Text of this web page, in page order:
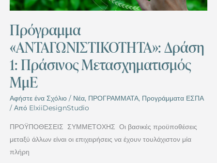
Πρόγραμμα
«ΑΝΤΑΓΩΝΙΣΤΙΚΟΤΗΤΑ»: Δράση
1: Πράσινος Μετασχηματισμός
ΜμΕ
Αφήστε ένα Σχόλιο / Νέα, ΠΡΟΓΡΑΜΜΑΤΑ, Προγράμματα ΕΣΠΑ
/ Από ElxiiDesignStudio
ΠΡΟΫΠΟΘΕΣΕΙΣ ΣΥΜΜΕΤΟΧΗΣ Οι βασικές προϋποθέσεις
μεταξύ άλλων είναι οι επιχειρήσεις να έχουν τουλάχιστον μία
πλήρη